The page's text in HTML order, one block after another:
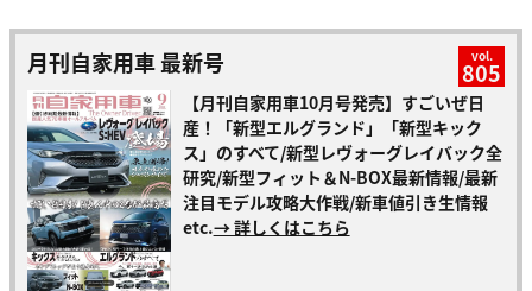
月刊自家用車 最新号 vol.
805
【月刊自家用車10月号発売】すごいぜ日
産！「新型エルグランド」「新型キック
ス」のすべて/新型レヴォーグレイバック全
研究/新型フィット＆N-BOX最新情報/最新
注目モデル攻略大作戦/新車値引き生情報
etc.→ 詳しくはこちら